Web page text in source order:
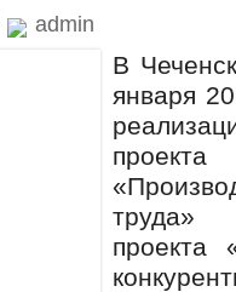
admin
В
января
проекта
труда»
проекта